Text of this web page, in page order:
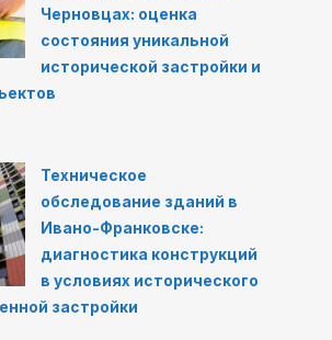
Черновцах: оценка
состояния уникальной
исторической застройки и
Техническое
обследование зданий в
Ивано-Франковске:
диагностика конструкций
в условиях исторического
застройки